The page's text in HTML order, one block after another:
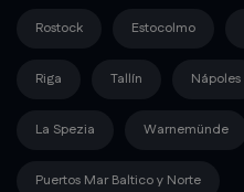
Rostock Estocolmo
Riga Tallín Nápoles
La Spezia Warnemünde
Puertos Mar Baltico y Norte